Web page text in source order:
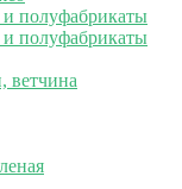
полуфабрикаты
полуфабрикаты
ветчина